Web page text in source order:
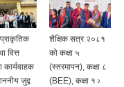
प्राकृतिक
वित्त
जुद्व
शैक्षिक सत्र २०८१
को कक्षा ५
(स्तरमापन), कक्षा ८
(BEE), कक्षा १०